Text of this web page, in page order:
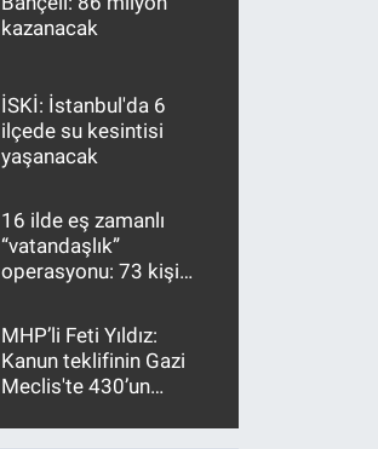
kazanacak
İSKİ: İstanbul'da 6
ilçede su kesintisi
yaşanacak
16 ilde eş zamanlı
“vatandaşlık”
operasyonu: 73 kişi
MHP’li Feti Yıldız:
Kanun teklifinin Gazi
Meclis'te 430’un
kanunlaşacağı